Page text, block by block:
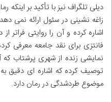
دیلی تلگراف نیز با تأکید بر
زاغه نشینی در سئول ارائه نمی
اشاره کرده و آن را روایتی فراتر
فانتزی برای نقد جامعه معرفی
نمایشی زنده از شهری پرشتاب که
توصیف کرده که اشاره ای دقیق
موضوع طردشدگی در رمان دارد.